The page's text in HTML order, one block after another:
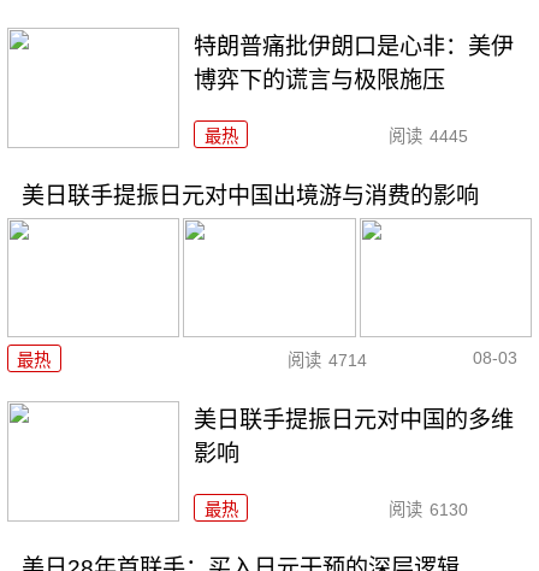
特朗普痛批伊朗口是心非：美伊
博弈下的谎言与极限施压
最热 阅读 4445
美日联手提振日元对中国出境游与消费的影响
最热 阅读 4714 08-03
美日联手提振日元对中国的多维
影响
最热 阅读 6130